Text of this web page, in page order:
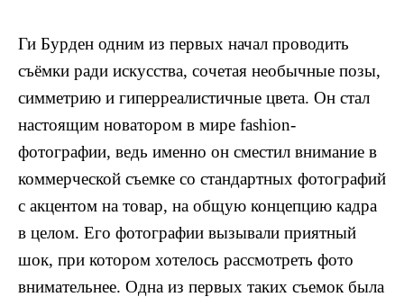
Ги Бурден одним из первых начал проводить
съёмки ради искусства, сочетая необычные позы,
симметрию и гиперреалистичные цвета. Он стал
настоящим новатором в мире fashion-
фотографии, ведь именно он сместил внимание в
коммерческой съемке со стандартных фотографий
с акцентом на товар, на общую концепцию кадра
в целом. Его фотографии вызывали приятный
шок, при котором хотелось рассмотреть фото
внимательнее. Одна из первых таких съемок была